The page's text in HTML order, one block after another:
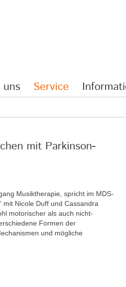
uns Service
mit Parkinson-
Musiktherapie, spricht im MDS-
mit Nicole Duff und Cassandra
motorischer als auch nicht-
Formen der
und mögliche